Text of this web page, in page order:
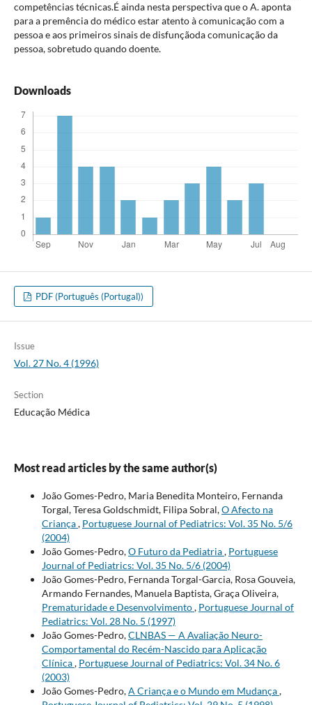
competências técnicas.É ainda nesta perspectiva que o A. aponta
para a premência do médico estar atento à comunicação com a
pessoa e aos primeiros sinais de disfunçãoda comunicação da
pessoa, sobretudo quando doente.
Downloads
PDF (Português (Portugal))
Issue
Vol. 27 No. 4 (1996)
Section
Educação Médica
Most read articles by the same author(s)
João Gomes-Pedro, Maria Benedita Monteiro, Fernanda
Torgal, Teresa Goldschmidt, Filipa Sobral,O Afecto na
Criança, Portuguese Journal of Pediatrics: Vol. 35 No. 5/6
(2004)
João Gomes-Pedro,O Futuro da Pediatria, Portuguese
Journal of Pediatrics: Vol. 35 No. 5/6 (2004)
João Gomes-Pedro, Fernanda Torgal-Garcia, Rosa Gouveia,
Armando Fernandes, Manuela Baptista, Graça Oliveira,
Prematuridade e Desenvolvimento, Portuguese Journal of
Pediatrics: Vol. 28 No. 5 (1997)
João Gomes-Pedro,CLNBAS — A Avaliação Neuro-
Comportamental do Recém-Nascido para Aplicação
Clínica, Portuguese Journal of Pediatrics: Vol. 34 No. 6
(2003)
João Gomes-Pedro,A Criança e o Mundo em Mudança,